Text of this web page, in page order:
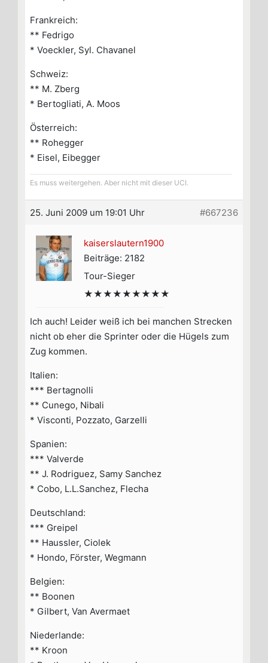
Frankreich:
** Fedrigo
* Voeckler, Syl. Chavanel
Schweiz:
** M. Zberg
* Bertogliati, A. Moos
Österreich:
** Rohegger
* Eisel, Eibegger
Es muss weitergehen. Aber nicht mit dieser UCI.
25. Juni 2009 um 19:01 Uhr #667236
kaiserslautern1900
Beiträge: 2182
Tour-Sieger
★★★★★★★★★
Ich auch! Leider weiß ich bei manchen Strecken
nicht ob eher die Sprinter oder die Hügels zum
Zug kommen.
Italien:
*** Bertagnolli
** Cunego, Nibali
* Visconti, Pozzato, Garzelli
Spanien:
*** Valverde
** J. Rodriguez, Samy Sanchez
* Cobo, L.L.Sanchez, Flecha
Deutschland:
*** Greipel
** Haussler, Ciolek
* Hondo, Förster, Wegmann
Belgien:
** Boonen
* Gilbert, Van Avermaet
Niederlande:
** Kroon